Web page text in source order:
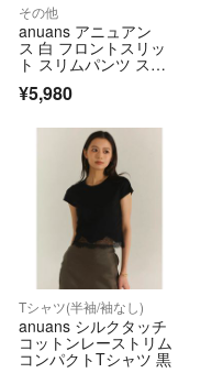
その他
anuans アニュアン
ス 白 フロントスリッ
ト スリムパンツ スト
レッチ 美脚
¥5,980
Tシャツ(半袖/袖なし)
anuans シルクタッチ
コットンレーストリム
コンパクトTシャツ 黒